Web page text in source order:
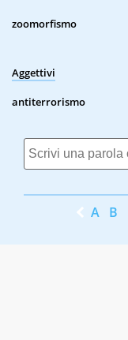
zoomorfismo
Aggettivi
antiterrorismo
A B